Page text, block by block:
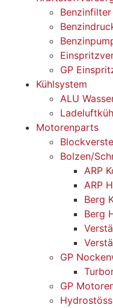
Benzinfilter
GP
Kühlsystem
ALU
Motorenparts
Bolzen/
ARP
ARP
Berg
Berg
GP
GP